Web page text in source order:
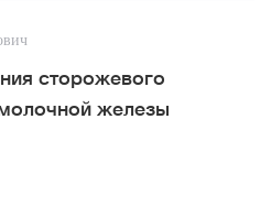
сторожевого
железы